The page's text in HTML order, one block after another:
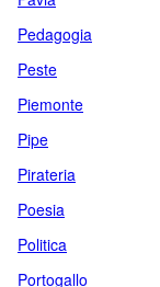
Pedagogia
Peste
Piemonte
Pipe
Pirateria
Poesia
Politica
Portogallo